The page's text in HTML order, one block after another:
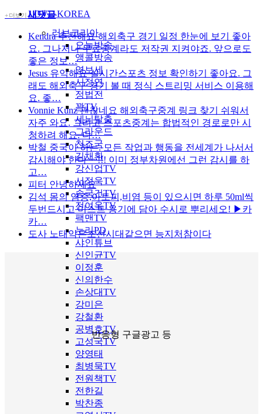
LOVE-KOREA
러브코리아
오늘방송
앵콜방송
영보세
시정연
정법전
꽉TV
세뇌탈출
그라운드
천조국
김채환
강신업TV
서정욱TV
송국건TV
전여옥TV
팩맨TV
누리PD
샤인튜브
신인균TV
이정훈
신의한수
손상대TV
강미은
강철환
공병호TV
고성국TV
양영태
최병묵TV
전원책TV
전한길
박찬종
+ 더보기새댓글
Kendra추천해요 해외축구 경기 일정 한눈에 보기 좋아
요. 그나저나 무료중계라도 저작권 지켜야죠. 앞으로도
좋은 정보…
Jesus 유익해요 실시간스포츠 정보 확인하기 좋아요. 그
래도 해외축구 경기 볼 때 정식 스트리밍 서비스 이용해
요. 좋…
Vonnie Kunz괜찮네요 해외축구중계 링크 찾기 쉬워서
자주 와요. 그리고 스포츠중계는 합법적인 경로로만 시
청하려 해요. 다…
박철 중국이 하는. 모든 작업과 행동을 전세계가 나서서
감시해야 한다~~!!! 이미 정부차원에선 그런 감시를 하
고…
피터 안녕하세요
김석 몸의 염증,아토피,비염 등이 있으시면 하루 50ml씩
두번드시고 미스트 용기에 담아 수시로 뿌리세오! ▶카
카…
도사 노태악은조선시대같으면 능지처참이다
반응형 구글광고 등